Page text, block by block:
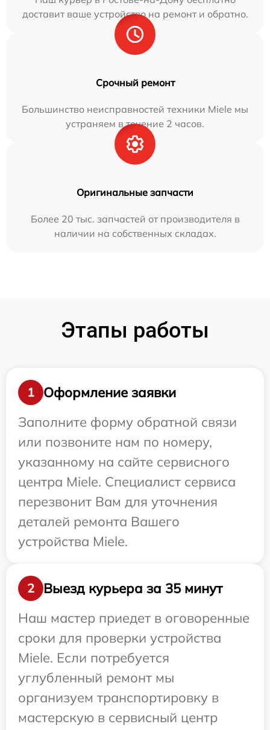
доставит ваше устройство на ремонт и обратно.
Срочный ремонт
Большинство неисправностей техники Miele мы
устраняем в течение 2 часов.
Оригинальные запчасти
Более 20 тыс. запчастей от производителя в
наличии на собственных складах.
Этапы работы
1
Оформление заявки
Заполните форму обратной связи
или позвоните нам по номеру,
указанному на сайте сервисного
центра Miele. Специалист сервиса
перезвонит Вам для уточнения
деталей ремонта Вашего
устройства Miele.
2
Выезд курьера за 35 минут
Наш мастер приедет в оговоренные
сроки для проверки устройства
Miele. Если потребуется
углубленный ремонт мы
организуем транспортировку в
мастерскую в сервисный центр